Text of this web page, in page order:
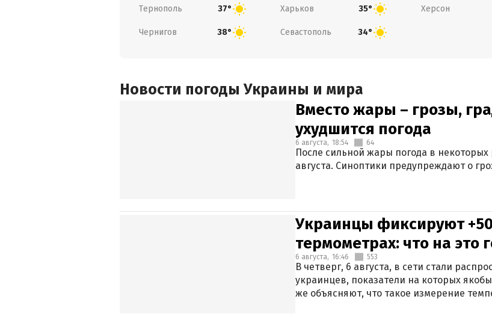
Тернополь 37° Харьков 35° Херсон
Чернигов 38° Севастополь 34°
Новости погоды Украины и мира
Вместо жары – грозы,
ухудшится погода
6 августа, 18:54 64
После сильной жары погода в
августа. Синоптики предупреждают о
Украинцы фиксируют
термометрах: что на это
6 августа, 16:46 553
В четверг, 6 августа, в сети стали
украинцев, показатели на которых
же объясняют, что такое измерение